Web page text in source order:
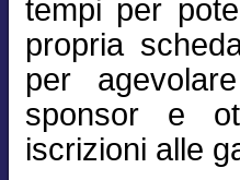
tempi per
propria
per
sponsor e
iscrizioni alle